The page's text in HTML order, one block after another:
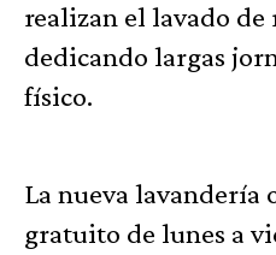
realizan el lavado de
dedicando largas
físico.
La nueva lavandería
gratuito de lunes a